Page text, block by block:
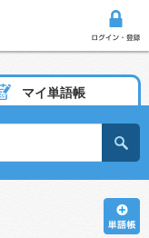
マイ単語帳